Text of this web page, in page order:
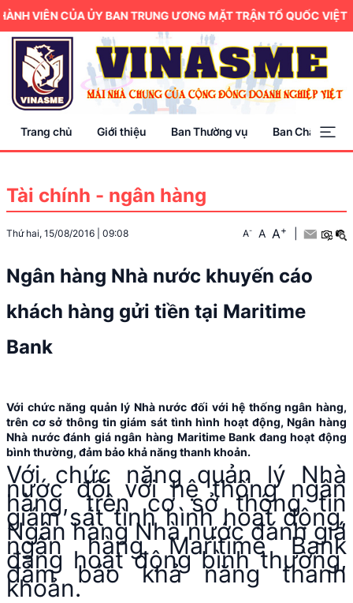
VIÊN CỦA ỦY BAN TRUNG ƯƠNG MẶT TRẬN TỔ QUỐC VIỆT
Trang chủ Giới thiệu Ban Thường vụ Ban Chấp hành
Tài chính - ngân hàng
Thứ hai, 15/08/2016 09:08 A- A A+
Ngân hàng Nhà nước khuyến cáo
khách hàng gửi tiền tại Maritime
Bank
Với chức năng quản lý Nhà nước đối với hệ thống ngân hàng,
trên cơ sở thông tin giám sát tình hình hoạt động, Ngân hàng
Nhà nước đánh giá ngân hàng Maritime Bank đang hoạt động
bình thường, đảm bảo khả năng thanh khoản.
Với chức năng quản lý Nhà
nước đối với hệ thống ngân
hàng, trên cơ sở thông tin
giám sát tình hình hoạt động,
Ngân hàng Nhà nước đánh giá
ngân hàng Maritime Bank
đang hoạt động bình thường,
đảm bảo khả năng thanh
khoản.